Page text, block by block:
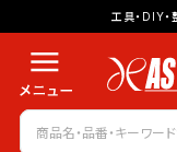
工具・DIY